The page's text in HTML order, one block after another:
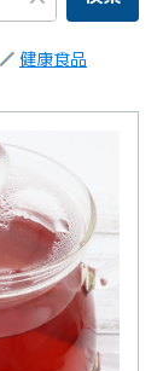
健康食品